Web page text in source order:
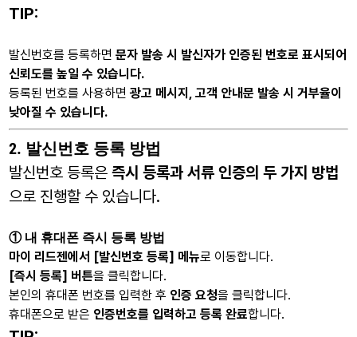
TIP:
발신번호를 등록하면문자 발송 시 발신자가 인증된 번호로 표시되어
신뢰도를 높일 수 있습니다.
등록된 번호를 사용하면광고 메시지, 고객 안내문 발송 시 거부율이
낮아질 수 있습니다.
2. 발신번호 등록 방법
발신번호 등록은즉시 등록과 서류 인증의 두 가지 방법
으로 진행할 수 있습니다.
① 내 휴대폰 즉시 등록 방법
마이 리드젠에서 [발신번호 등록] 메뉴로 이동합니다.
[즉시 등록] 버튼을 클릭합니다.
본인의 휴대폰 번호를 입력한 후 인증 요청을 클릭합니다.
휴대폰으로 받은 인증번호를 입력하고 등록 완료합니다.